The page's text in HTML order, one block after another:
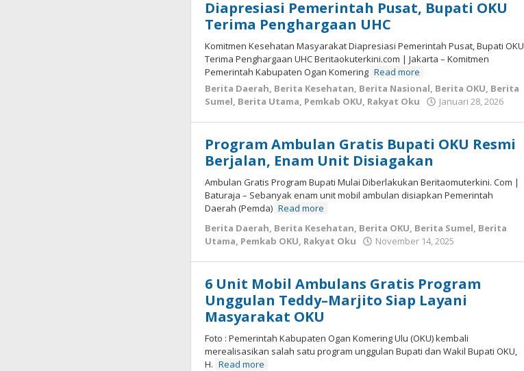
Berita
Kesehatan,
Berita
OKU,
Berita
Sumel,
Utama,
Rakyat
Oku
Februari
oleh
admin
Diapresiasi Pemerintah Pusat, Bupati OKU
Terima Penghargaan UHC
Komitmen Kesehatan Masyarakat Diapresiasi Pemerintah Pusat, Bupati OKU
Terima Penghargaan UHC Beritaokuterkini.com | Jakarta – Komitmen
Pemerintah Kabupaten Ogan Komering Read more
Berita Daerah, Berita Kesehatan, Berita Nasional, Berita OKU, Berita
Sumel, Berita Utama, Pemkab OKU, Rakyat Oku Januari 28, 2026
Program Ambulan Gratis Bupati OKU Resmi
Berjalan, Enam Unit Disiagakan
Ambulan Gratis Program Bupati Mulai Diberlakukan Beritaomuterkini. Com |
Baturaja – Sebanyak enam unit mobil ambulan disiapkan Pemerintah
Daerah (Pemda) Read more
Berita Daerah, Berita Kesehatan, Berita OKU, Berita Sumel, Berita
Utama, Pemkab OKU, Rakyat Oku November 14, 2025
6 Unit Mobil Ambulans Gratis Program
Unggulan Teddy–Marjito Siap Layani
Masyarakat OKU
Foto : Pemerintah Kabupaten Ogan Komering Ulu (OKU) kembali
merealisasikan salah satu program unggulan Bupati dan Wakil Bupati OKU,
H. Read more